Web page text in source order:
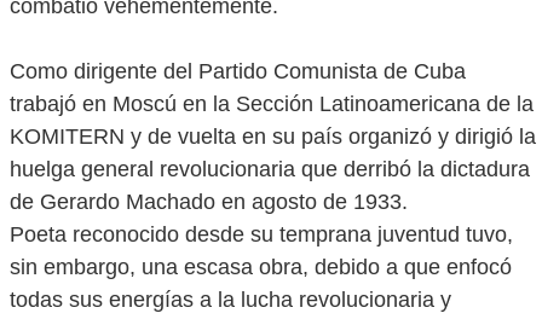
combatió vehementemente.
Como dirigente del Partido Comunista de Cuba
trabajó en Moscú en la Sección Latinoamericana de la
KOMITERN y de vuelta en su país organizó y dirigió la
huelga general revolucionaria que derribó la dictadura
de Gerardo Machado en agosto de 1933.
Poeta reconocido desde su temprana juventud tuvo,
sin embargo, una escasa obra, debido a que enfocó
todas sus energías a la lucha revolucionaria y